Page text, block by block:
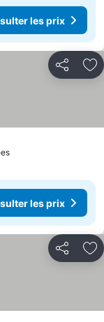
les prix
Partager
les prix
Partager